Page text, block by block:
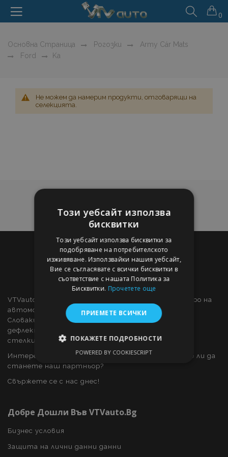
0
Основна Страница Рогозки
Army Cár Mats
Ford
Ka
Не можем да намерим продукти, отговарящи на
селекцията.
VTVauto е търговец на дребно и доставчик на едро на
автомобилни части и автомобилни аксесоари в
Словакия, като: декоративни капаци за колела,
дефлектори за прозорци, калъфи за автомобили,
стелки за кола, хромирани капаци и рамки, ...
Интересувате ли се от дропшипинг или искате ли да
станете наш партньор?
Свържете се с нас днес!
Добре Дошли Във VTVauto.bg
Бизнес условия
Защита на лични данни данни
Този уебсайт използва
бисквитки
Този уебсайт използва бисквитки за
подобряване на потребителското
изживяване. Използвайки нашия уебсайт,
Вие се съгласявате с всички бисквитки в
съответствие с нашата Политика за
Бисквитки. Прочетете още
ПРИЕМЕТЕ ВСИЧКИ
ПОКАЖЕТЕ ПОДРОБНОСТИ
ЕФЕКТИВНОСТ
POWERED BY COOKIESCRIPT